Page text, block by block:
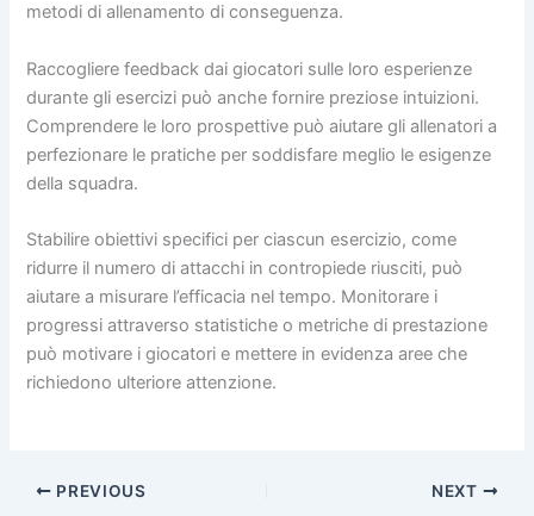
metodi di allenamento di conseguenza.
Raccogliere feedback dai giocatori sulle loro esperienze
durante gli esercizi può anche fornire preziose intuizioni.
Comprendere le loro prospettive può aiutare gli allenatori a
perfezionare le pratiche per soddisfare meglio le esigenze
della squadra.
Stabilire obiettivi specifici per ciascun esercizio, come
ridurre il numero di attacchi in contropiede riusciti, può
aiutare a misurare l’efficacia nel tempo. Monitorare i
progressi attraverso statistiche o metriche di prestazione
può motivare i giocatori e mettere in evidenza aree che
richiedono ulteriore attenzione.
PREVIOUS NEXT